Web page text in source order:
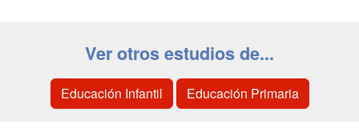
Ver otros estudios de...
Educación Infantil Educación Primaria